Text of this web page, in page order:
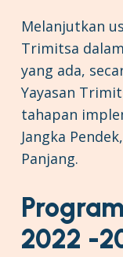
Melanjutkan
Trimitsa
yang ada,
Yayasan
tahapan
Jangka
Panjang.
2022 -